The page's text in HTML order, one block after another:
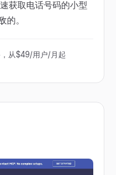
获取电话号码的小型
。
从$49/用户/月起